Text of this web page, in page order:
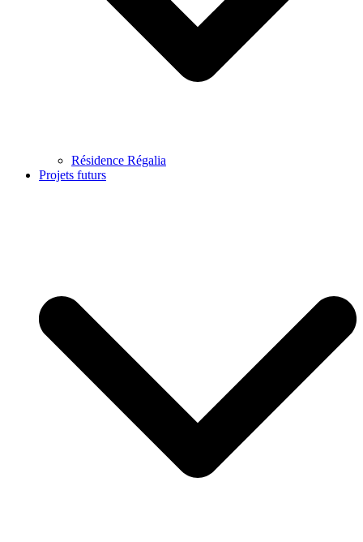
Résidence Régalia
Projets futurs